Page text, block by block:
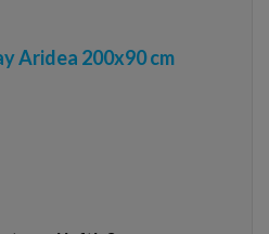
Aridea 200x90 cm